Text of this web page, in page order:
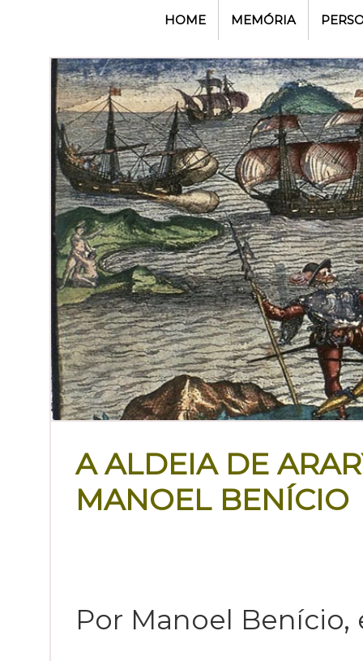
HOME MEMÓRIA
A ALDEIA DE
MANOEL BENÍCIO
Por Manoel Benício,